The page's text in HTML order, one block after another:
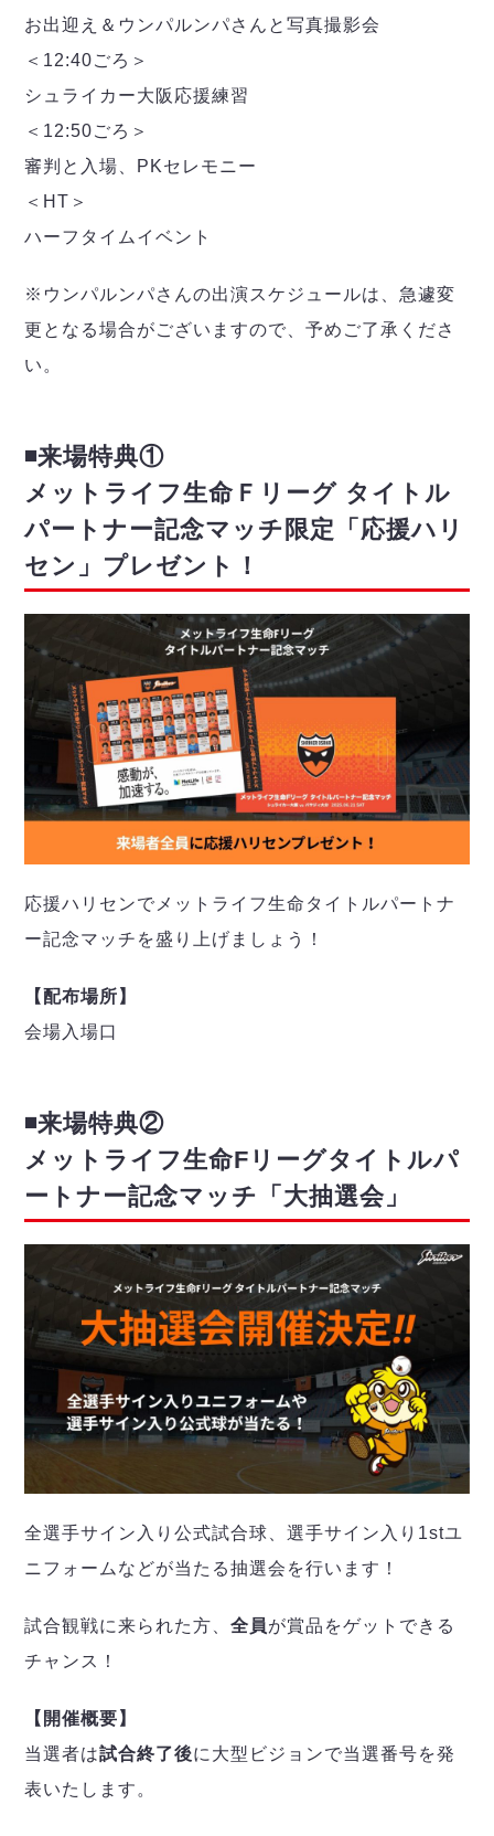
アグレミーナ浜松
ポルセイド浜田
ミラクルスマイル新居浜
お出迎え＆ウンパルンパさんと写真撮影会
＜12:40ごろ＞
シュライカー⼤阪応援練習
＜12:50ごろ＞
審判と⼊場、PKセレモニー
＜HT＞
ハーフタイムイベント
※ウンパルンパさんの出演スケジュールは、急遽変
更となる場合がございますので、予めご了承くださ
い。
◾️来場特典①
メットライフ⽣命Ｆリーグ タイトル
パートナー記念マッチ限定「応援ハリ
セン」プレゼント！
応援ハリセンでメットライフ⽣命タイトルパートナ
ー記念マッチを盛り上げましょう！
【配布場所】
会場⼊場⼝
◾️来場特典②
メットライフ⽣命Fリーグタイトルパ
ートナー記念マッチ「⼤抽選会」
全選手サイン入り公式試合球、選手サイン入り1stユ
ニフォームなどが当たる抽選会を行います！
試合観戦に来られた方、全員が賞品をゲットできる
チャンス！
【開催概要】
当選者は試合終了後に大型ビジョンで当選番号を発
表いたします。